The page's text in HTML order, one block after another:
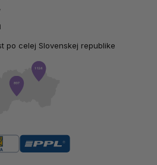
po celej Slovenskej republike